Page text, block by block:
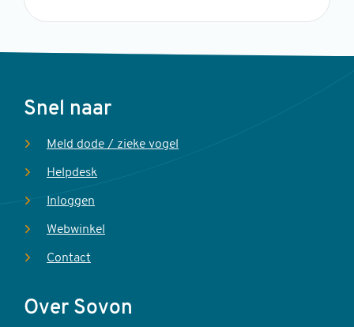
Voet
Snel naar
Meld dode / zieke vogel
Helpdesk
Inloggen
Webwinkel
Contact
Over Sovon